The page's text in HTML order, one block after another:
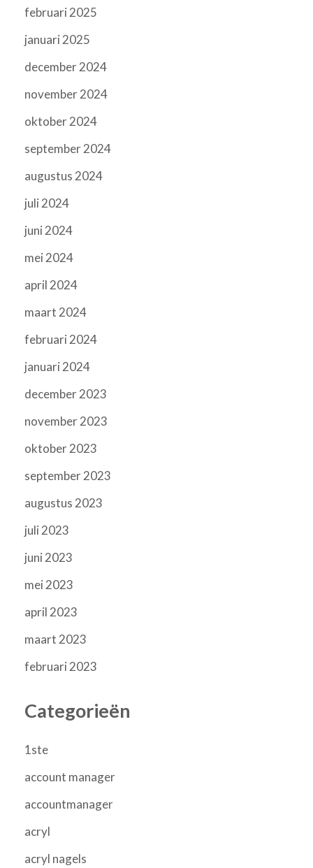
februari 2025
januari 2025
december 2024
november 2024
oktober 2024
september 2024
augustus 2024
juli 2024
juni 2024
mei 2024
april 2024
maart 2024
februari 2024
januari 2024
december 2023
november 2023
oktober 2023
september 2023
augustus 2023
juli 2023
juni 2023
mei 2023
april 2023
maart 2023
februari 2023
Categorieën
1ste
account manager
accountmanager
acryl
acryl nagels